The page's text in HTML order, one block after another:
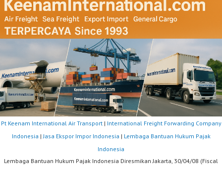
Pt Keenam International Air Transport| International Freight Forwarding Company
Indonesia | Jasa Ekspor Impor Indonesia | Lembaga Bantuan Hukum Pajak
Indonesia
Lembaga Bantuan Hukum Pajak Indonesia Diresmikan Jakarta, 30/04/08 (Fiscal